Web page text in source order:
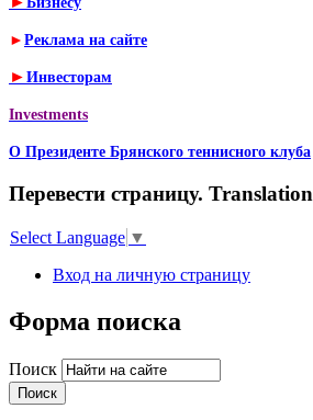
► Реклама на сайте
► Инвесторам
Investments
О Президенте Брянского теннисного клуба
Перевести страницу. Translation
Select Language ▼
Вход на личную страницу
Форма поиска
Поиск